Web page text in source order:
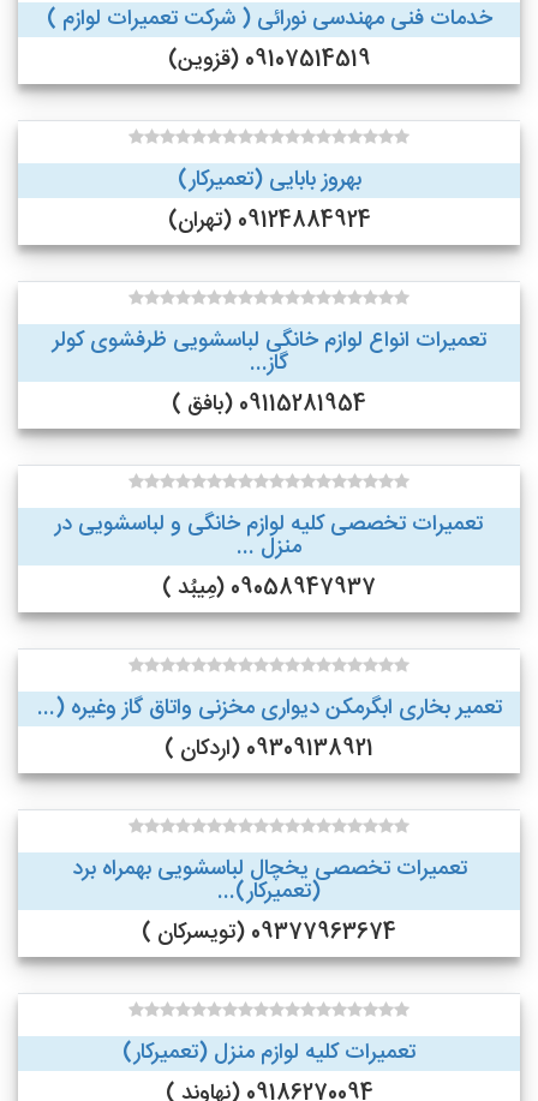
خدمات فنی مهندسی نورائی ( شرکت تعمیرات لوازم )
09107514519 (قزوین)
بهروز بابایی (تعمیرکار)
09124884924 (تهران)
تعمیرات انواع لوازم خانگی لباسشویی ظرفشوی کولر
گاز...
09115281954 (بافق )
تعمیرات تخصصی کلیه لوازم خانگی و لباسشویی در
منزل ...
09058947937 (مِیبُد )
تعمیر بخاری ابگرمکن دیواری مخزنی واتاق گاز وغیره (...
09309138921 (اردکان )
تعمیرات تخصصی یخچال لباسشویی بهمراه برد
(تعمیرکار)...
09377963674 (تویسرکان )
تعمیرات کلیه لوازم منزل (تعمیرکار)
09186270094 (نهاوند )